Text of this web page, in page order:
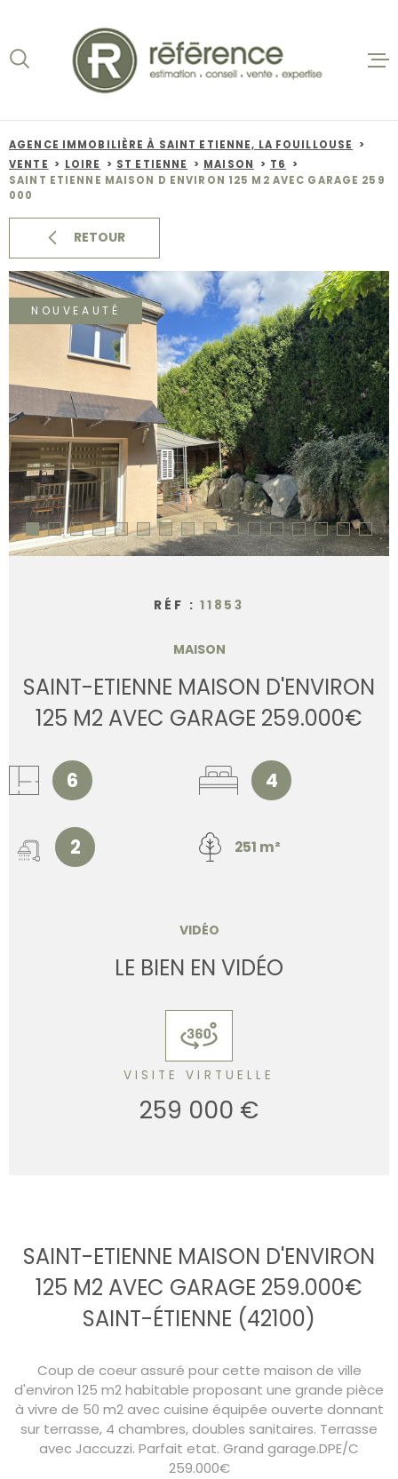
la
recherche
menu
principal
contenu
ACCUEIL
VENTES
BIENS
NOS
ALERTE
CONTACT
AGENCE IMMOBILIÈRE À SAINT ETIENNE, LA FOUILLOUSE
VENTE
LOIRE ST ETIENNE MAISON
T6
SAINT ETIENNE MAISON D ENVIRON 125 M2 AVEC GARAGE 259
000
RETOUR
NOUVEAUTÉ
RÉF :11853
MAISON
SAINT-ETIENNE MAISON D'ENVIRON
125 M2 AVEC GARAGE 259.000€
6 4
2 251 m²
VIDÉO
LE BIEN EN VIDÉO
VISITE VIRTUELLE
259 000 €
SAINT-ETIENNE MAISON D'ENVIRON
125 M2 AVEC GARAGE 259.000€
SAINT-ÉTIENNE (42100)
Coup de coeur assuré pour cette maison de ville
d'environ 125 m2 habitable proposant une grande pièce
à vivre de 50 m2 avec cuisine équipée ouverte donnant
sur terrasse, 4 chambres, doubles sanitaires. Terrasse
avec Jaccuzzi. Parfait etat. Grand garage.DPE/C
259.000€